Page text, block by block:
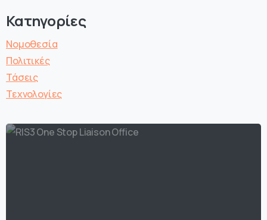
Κατηγορίες
Νομοθεσία
Πολιτικές
Τάσεις
Τεχνολογίες